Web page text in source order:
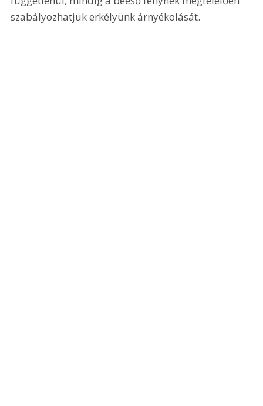
szabályozhatjuk erkélyünk árnyékolását.